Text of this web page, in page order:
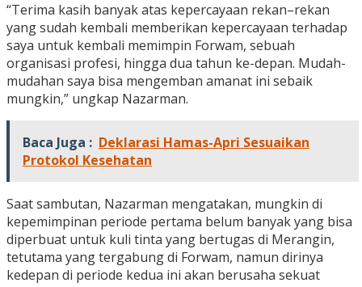
“Terima kasih banyak atas kepercayaan rekan–rekan
yang sudah kembali memberikan kepercayaan terhadap
saya untuk kembali memimpin Forwam, sebuah
organisasi profesi, hingga dua tahun ke-depan. Mudah-
mudahan saya bisa mengemban amanat ini sebaik
mungkin,” ungkap Nazarman.
Baca Juga : Deklarasi Hamas-Apri Sesuaikan
Protokol Kesehatan
Saat sambutan, Nazarman mengatakan, mungkin di
kepemimpinan periode pertama belum banyak yang bisa
diperbuat untuk kuli tinta yang bertugas di Merangin,
tetutama yang tergabung di Forwam, namun dirinya
kedepan di periode kedua ini akan berusaha sekuat